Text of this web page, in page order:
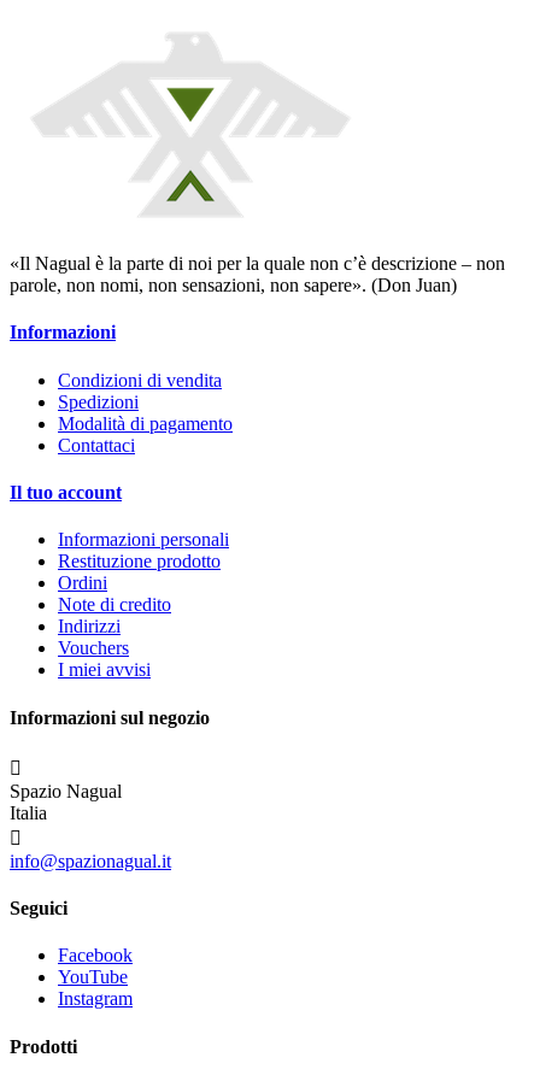
«Il Nagual è la parte di noi per la quale non c’è descrizione – non
parole, non nomi, non sensazioni, non sapere». (Don Juan)
Informazioni
Condizioni di vendita
Spedizioni
Modalità di pagamento
Contattaci
Il tuo account
Informazioni personali
Restituzione prodotto
Ordini
Note di credito
Indirizzi
Vouchers
I miei avvisi
Informazioni sul negozio

Spazio Nagual
Italia

info@spazionagual.it
Seguici
Facebook
YouTube
Instagram
Prodotti